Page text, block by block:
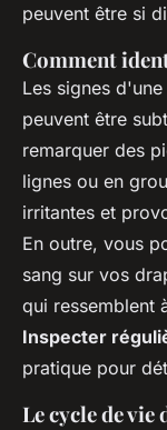
peuvent être si
Comment
Les signes
peuvent être
remarquer des
lignes ou en
irritantes et
En outre, vous
sang sur vos
qui ressemblent
Inspecter
pratique pour
Le cycle de vie